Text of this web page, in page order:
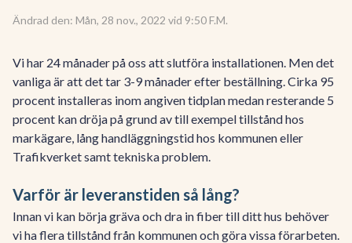
Ändrad den: Mån, 28 nov., 2022 vid 9:50 F.M.
Vi har 24 månader på oss att slutföra installationen. Men det
vanliga är att det tar 3-9 månader efter beställning. Cirka 95
procent installeras inom angiven tidplan medan resterande 5
procent kan dröja på grund av till exempel tillstånd hos
markägare, lång handläggningstid hos kommunen eller
Trafikverket samt tekniska problem.
Varför är leveranstiden så lång?
Innan vi kan börja gräva och dra in fiber till ditt hus behöver
vi ha flera tillstånd från kommunen och göra vissa förarbeten.